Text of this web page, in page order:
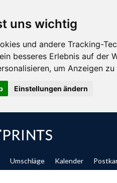
uns wichtig
und andere Tracking-
besseres Erlebnis auf der
, um Anzeigen
Einstellungen ändern
Umschläge Kalender